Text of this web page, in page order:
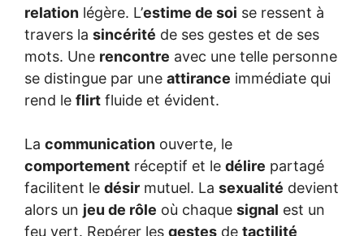
relation légère. L’estime de soi se ressent à
travers la sincérité de ses gestes et de ses
mots. Une rencontre avec une telle personne
se distingue par une attirance immédiate qui
rend le flirt fluide et évident.
La communication ouverte, le
comportement réceptif et le délire partagé
facilitent le désir mutuel. La sexualité devient
alors un jeu de rôle où chaque signal est un
feu vert. Repérer les gestes de tactilité